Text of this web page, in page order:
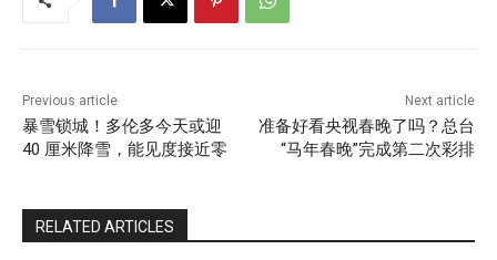
Previous article
暴雪锁城！多伦多今天或迎
40 厘米降雪，能见度接近零
Next article
准备好看央视春晚了吗？总台
“马年春晚”完成第二次彩排
RELATED ARTICLES